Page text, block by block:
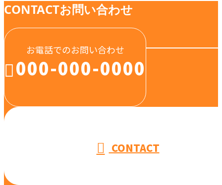
CONTACTお問い合わせ
お電話でのお問い合わせ
000-000-0000
CONTACT